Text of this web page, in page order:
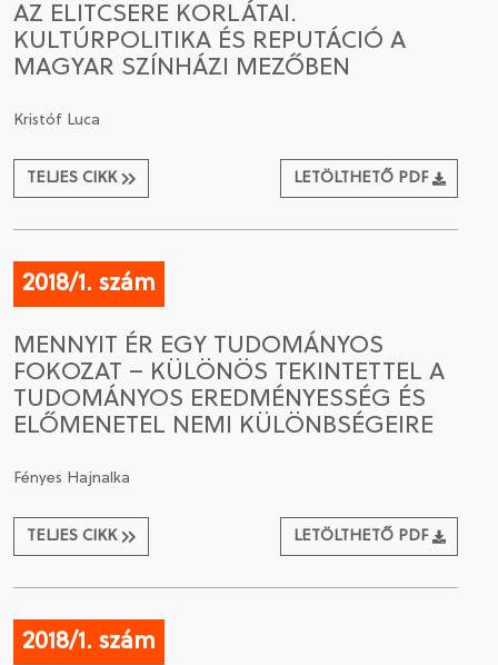
AZ ELITCSERE KORLÁTAI.
KULTÚRPOLITIKA ÉS REPUTÁCIÓ A
MAGYAR SZÍNHÁZI MEZŐBEN
Kristóf Luca
TELJES CIKK LETÖLTHETŐ PDF
2018/1. szám
MENNYIT ÉR EGY TUDOMÁNYOS
FOKOZAT – KÜLÖNÖS TEKINTETTEL A
TUDOMÁNYOS EREDMÉNYESSÉG ÉS
ELŐMENETEL NEMI KÜLÖNBSÉGEIRE
Fényes Hajnalka
TELJES CIKK LETÖLTHETŐ PDF
2018/1. szám